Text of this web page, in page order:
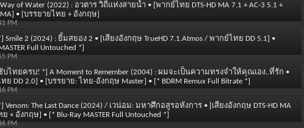
Way of Water (2022) : อวตาร วิถีแห่งสายน้ำ • [พากย์ไทย DTS-HD MA 7.1 + AC-3 5.1 +
MA] • [บรรยายไทย + อังกฤษ]
PM
2 (2024) : ยิ้มสยอง 2 • [เสียงอังกฤษ TrueHD 7.1.Atmos / พากย์ไทย DD 5.1] •
Full Untouched *]
PM
บไทยครบ! *] A Moment to Remember (2004) : ผมจะเป็นความทรงจำให้คุณเอง..ที่รัก •
ย DD 2.0] • [บรรยาย: ไทย-อังกฤษ Master] • [* BDRM Remux Full Bitrate *]
PM
The Last Dance (2024) / เวน่อม: มหาศึกอสูรอหังการ • [เสียงอังกฤษ DTS-HD MA
อังกฤษ] • [* Blu-Ray MASTER Full Untouched *]
PM